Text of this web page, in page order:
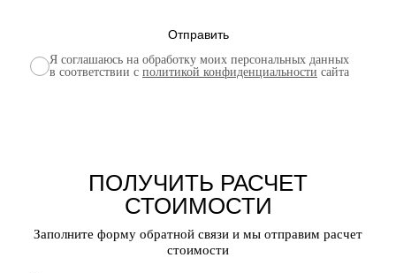
Я соглашаюсь на обработку моих персональных данных
в соответствии с политикой конфиденциальности сайта
ПОЛУЧИТЬ РАСЧЕТ
СТОИМОСТИ
Заполните форму обратной связи и мы отправим расчет
стоимости